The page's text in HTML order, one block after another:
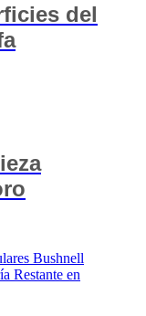
del
Bushnell
Restante en